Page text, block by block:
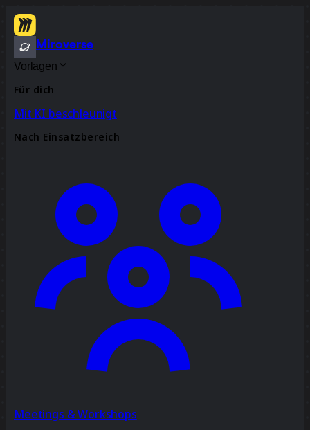
Miroverse
Vorlagen
Für dich
Mit KI beschleunigt
Nach Einsatzbereich
Meetings & Workshops